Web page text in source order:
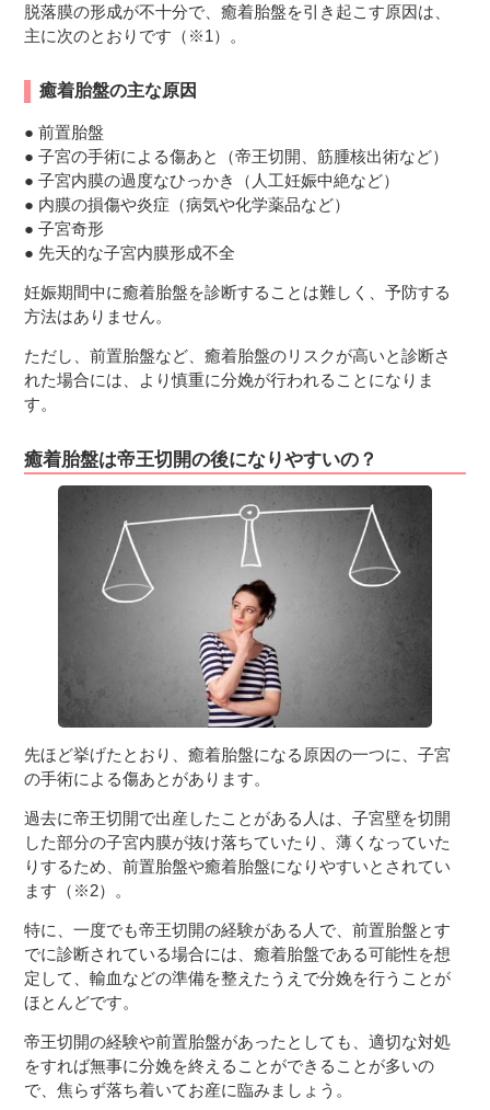
脱落膜の形成が不十分で、癒着胎盤を引き起こす原因は、
主に次のとおりです（※1）。
癒着胎盤の主な原因
● 前置胎盤
● 子宮の手術による傷あと（帝王切開、筋腫核出術など）
● 子宮内膜の過度なひっかき（人工妊娠中絶など）
● 内膜の損傷や炎症（病気や化学薬品など）
● 子宮奇形
● 先天的な子宮内膜形成不全
妊娠期間中に癒着胎盤を診断することは難しく、予防する
方法はありません。
ただし、前置胎盤など、癒着胎盤のリスクが高いと診断さ
れた場合には、より慎重に分娩が行われることになりま
す。
癒着胎盤は帝王切開の後になりやすいの？
先ほど挙げたとおり、癒着胎盤になる原因の一つに、子宮
の手術による傷あとがあります。
過去に帝王切開で出産したことがある人は、子宮壁を切開
した部分の子宮内膜が抜け落ちていたり、薄くなっていた
りするため、前置胎盤や癒着胎盤になりやすいとされてい
ます（※2）。
特に、一度でも帝王切開の経験がある人で、前置胎盤とす
でに診断されている場合には、癒着胎盤である可能性を想
定して、輸血などの準備を整えたうえで分娩を行うことが
ほとんどです。
帝王切開の経験や前置胎盤があったとしても、適切な対処
をすれば無事に分娩を終えることができることが多いの
で、焦らず落ち着いてお産に臨みましょう。